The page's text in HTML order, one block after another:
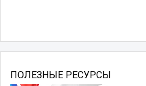
ПОЛЕЗНЫЕ РЕСУРСЫ